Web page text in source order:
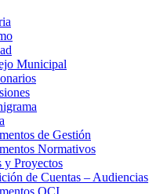
Municipal
de Gestión
Normativos
y Proyectos
de Cuentas – Audiencias
OCI